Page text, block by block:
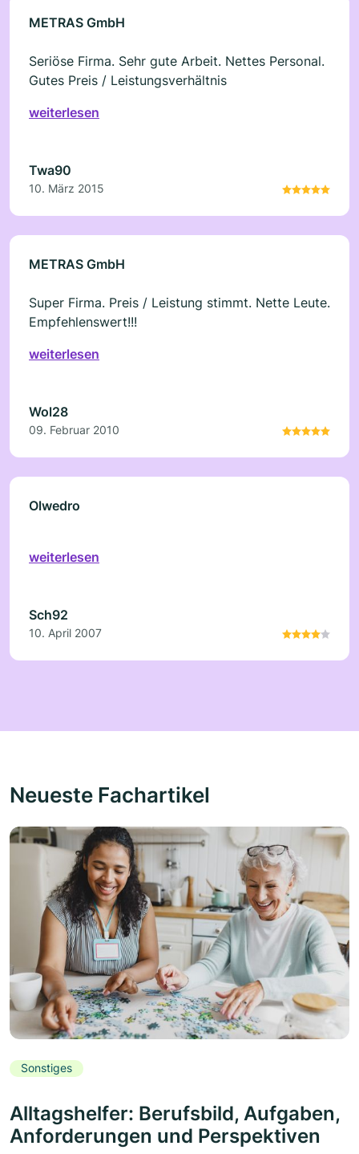
METRAS GmbH
Seriöse Firma. Sehr gute Arbeit. Nettes Personal.
Gutes Preis / Leistungsverhältnis
weiterlesen
Twa90
10. März 2015
METRAS GmbH
Super Firma. Preis / Leistung stimmt. Nette Leute.
Empfehlenswert!!!
weiterlesen
Wol28
09. Februar 2010
Olwedro
weiterlesen
Sch92
10. April 2007
Neueste Fachartikel
Sonstiges
Alltagshelfer: Berufsbild, Aufgaben,
Anforderungen und Perspektiven